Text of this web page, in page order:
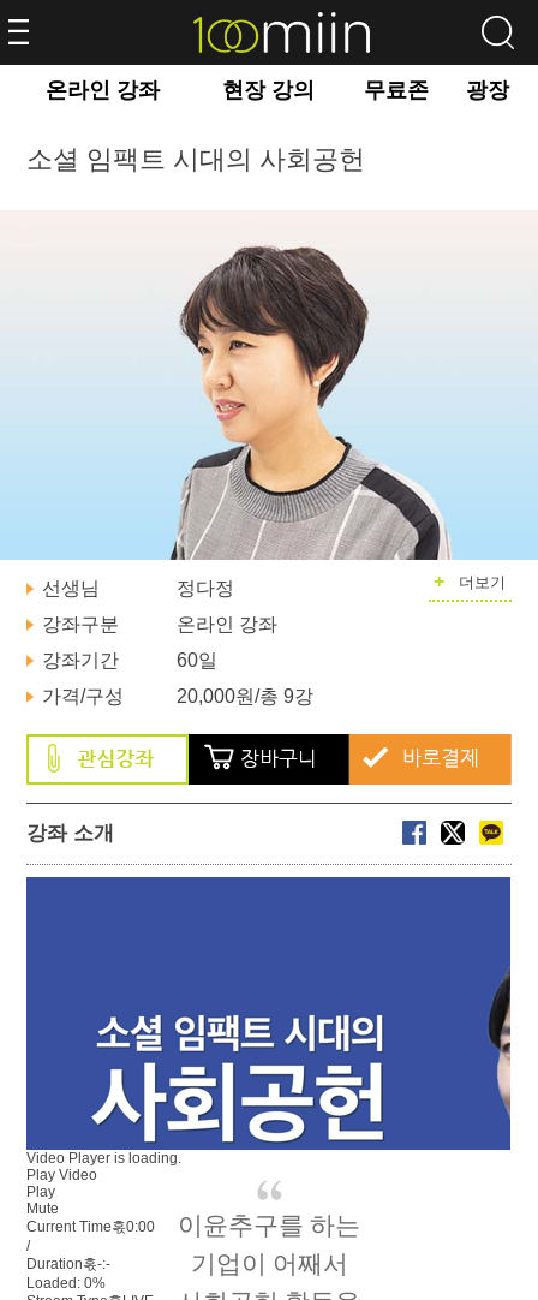
온라인 강좌 현장 강의 무료존 광장
소셜 임팩트 시대의 사회공헌
선생님 + 더보기
정다정
강좌구분
온라인 강좌
강좌기간
60일
가격/구성
20,000원/총 9강
강좌 소개
Video Player is loading.
Play Video
Play
Mute
Current Time혻0:00
/
Duration혻-:-
Loaded:0%
이윤추구를 하는
기업이 어째서